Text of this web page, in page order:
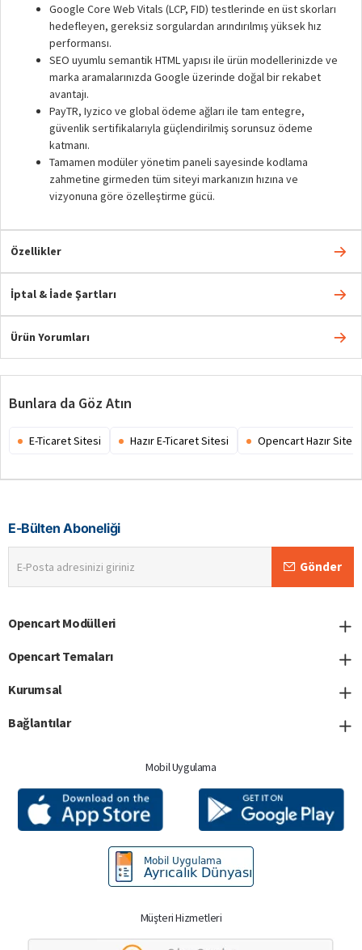
Google Core Web Vitals (LCP, FID) testlerinde en üst skorları
hedefleyen, gereksiz sorgulardan arındırılmış yüksek hız
performansı.
SEO uyumlu semantik HTML yapısı ile ürün modellerinizde ve
marka aramalarınızda Google üzerinde doğal bir rekabet
avantajı.
PayTR, Iyzico ve global ödeme ağları ile tam entegre,
güvenlik sertifikalarıyla güçlendirilmiş sorunsuz ödeme
katmanı.
Tamamen modüler yönetim paneli sayesinde kodlama
zahmetine girmeden tüm siteyi markanızın hızına ve
vizyonuna göre özelleştirme gücü.
Özellikler
İptal & İade Şartları
Ürün Yorumları
Bunlara da Göz Atın
E-Ticaret Sitesi Hazır E-Ticaret Sitesi Opencart Hazır Site
E-Bülten Aboneliği
Posta
adresinizi
Gönder
Opencart Modülleri
Opencart Temaları
Kurumsal
Bağlantılar
Mobil Uygulama
Müşteri Hizmetleri